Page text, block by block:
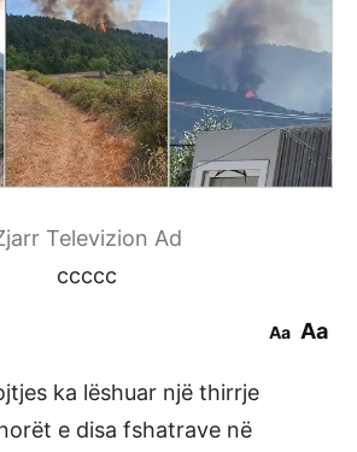
Televizion Ad
ccccc
Aa Aa
ka lëshuar një thirrje
e disa fshatrave në